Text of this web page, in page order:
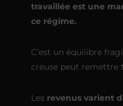
travaillée est une
ce régime.
C’est un équilibre
creuse peut remettre
Les revenus varient